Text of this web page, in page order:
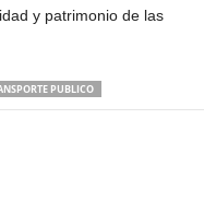
y patrimonio de las
PUBLICO